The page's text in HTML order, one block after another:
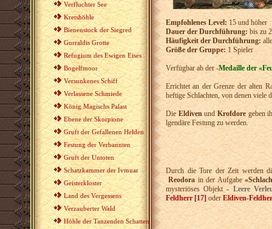
Verfluchter See
Kretshöhle
Bienenstock der Siegred
Gurraldis Grotte
Refugium des Ewigen Eises
Bogelfmoor
Versunkenes Schiff
Verlassene Schmiede
König Magischs Palast
Ebene der Skorpione
Gruft der Gefallenen Helden
Festung der Verbannten
Gruft der Untoten
Schatzkammer der Ivmuar
Geisterkloster
Land des Vergessens
Verzauberter Wald
Höhle der Tanzenden Schatten
Empfohlenes Level:15 und höher
Dauer der Durchführung:bis zu
Häufigkeit der Durchführung:
Größe der Gruppe:1 Spieler
Verfügbar ab der -Medaille der
Errichtet an der Grenze der alten
heftige Schlachten, von denen viele
DieEldivenundKrofdore geben
lgendäre Festung zu werden.
Durch die Tore der Zeit werden
Reodora in der Aufgabe
mysteriöses Objekt -Leere
Feldherr [17]oderEldiven-